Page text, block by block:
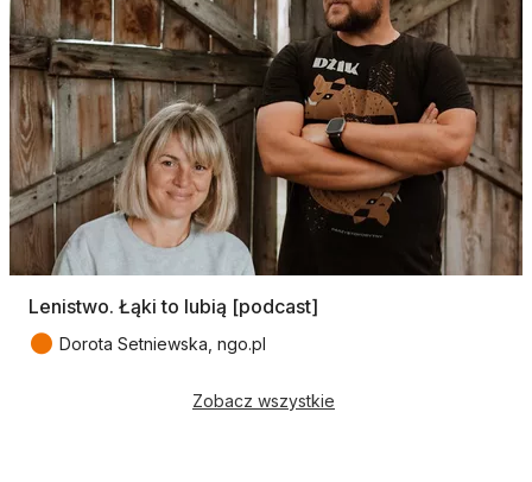
Lenistwo. Łąki to lubią [podcast]
● Dorota Setniewska, ngo.pl
Zobacz wszystkie